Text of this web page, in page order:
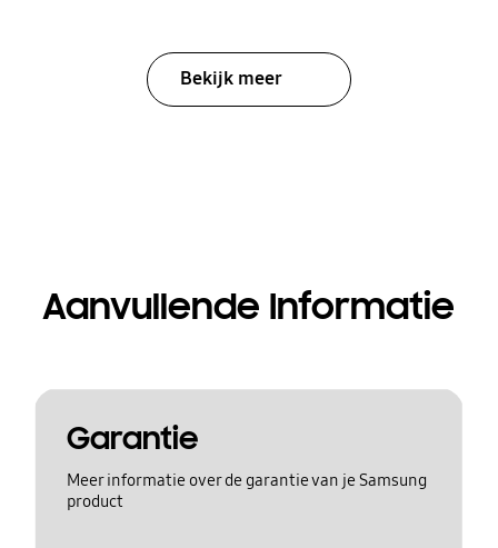
Bekijk meer
Aanvullende Informatie
Garantie
Meer informatie over de garantie van je Samsung
product